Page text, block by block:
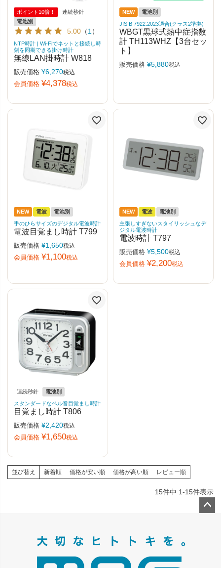
ポイント10倍！
連続秒針
電池別
5.00 （1 ）
NTP時計 | Wi-Fiでネットと接続し時
刻を同期できる掛け時計
無線LAN掛時計 W818
販売価格 ¥6,270税込
会員価格 ¥4,378税込
NEW
電池別
JIS B 7922:2023適合(クラス2準拠)
WBGT黒球式熱中症指数
計 TH113WHZ【3台セッ
ト】
販売価格 ¥5,880税込
NEW 電波
電池別
手のひらサイズのデジタル電波時計
電波目覚まし時計 T799
販売価格 ¥1,650税込
会員価格 ¥1,100税込
NEW 電波
電池別
主張しすぎないスタイリッシュなデ
ジタル電波時計
電波時計 T797
販売価格 ¥5,500税込
会員価格 ¥2,200税込
連続秒針
電池別
スタンダードなベル音目覚まし時計
目覚まし時計 T806
販売価格 ¥2,420税込
会員価格 ¥1,650税込
並び替え 新着順 価格が安い順 価格が高い順 レビュー順
15件中 1-15件表示